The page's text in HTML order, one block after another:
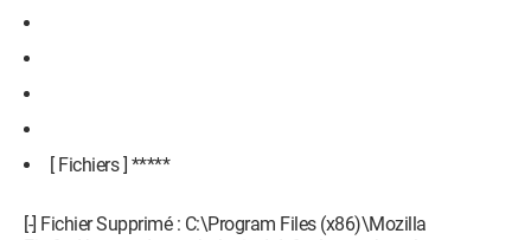
[ Fichiers ] *****
[-] Fichier Supprimé : C:\Program Files (x86)\Mozilla